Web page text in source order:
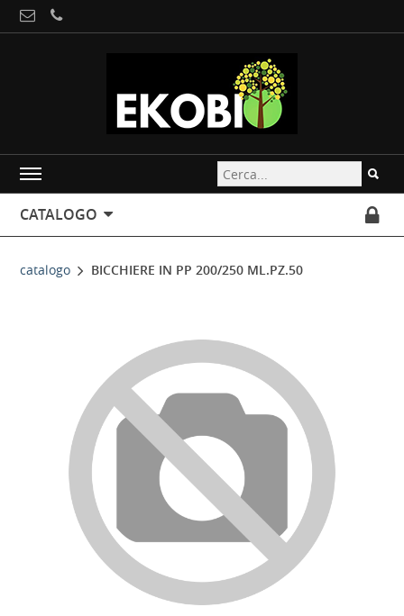
CATALOGO
catalogo BICCHIERE IN PP 200/250 ML.PZ.50